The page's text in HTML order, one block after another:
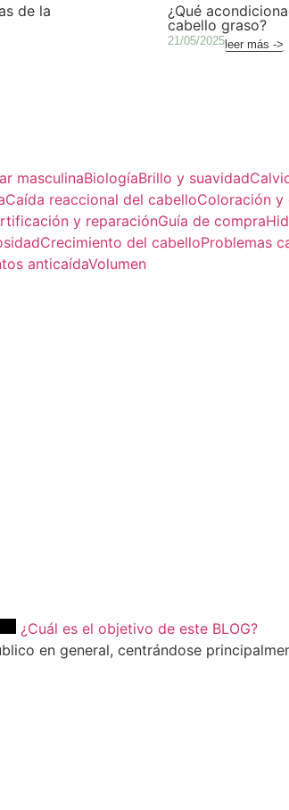
de la
¿Qué
cabello graso?
21/05/2025leer más ->
masculinaBiologíaBrillo y suavidad
Caída reaccional del cabelloColoración
y reparaciónGuía de compra
Crecimiento del cabelloProblemas
anticaídaVolumen
¿Cuál es el objetivo de este BLOG?
en general, centrándose